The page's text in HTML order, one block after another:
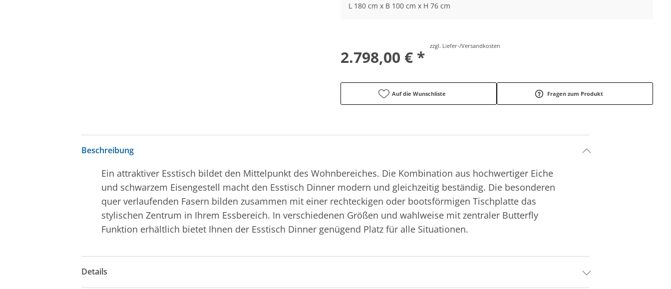
L 180 cm x B 100 cm x H 76 cm
2.798,00 € *
zzgl. Liefer-/Versandkosten
Auf die Wunschliste Fragen zum Produkt
Beschreibung
Ein attraktiver Esstisch bildet den Mittelpunkt des Wohnbereiches. Die Kombination aus hochwertiger Eiche
und schwarzem Eisengestell macht den Esstisch Dinner modern und gleichzeitig beständig. Die besonderen
quer verlaufenden Fasern bilden zusammen mit einer rechteckigen oder bootsförmigen Tischplatte das
stylischen Zentrum in Ihrem Essbereich. In verschiedenen Größen und wahlweise mit zentraler Butterfly
Funktion erhältlich bietet Ihnen der Esstisch Dinner genügend Platz für alle Situationen.
Details